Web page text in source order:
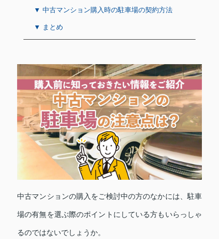
▼ 中古マンション購入時の駐車場の契約方法
▼ まとめ
中古マンションの購入をご検討中の方のなかには、駐車
場の有無を選ぶ際のポイントにしている方もいらっしゃ
るのではないでしょうか。